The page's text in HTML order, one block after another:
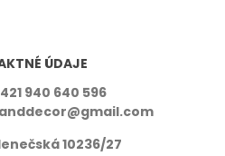
ÚDAJE
940 640 596
10236/27